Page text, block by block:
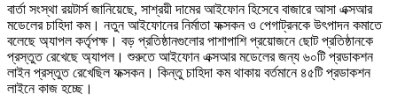
বার্তা সংস্থা রয়টার্স জানিয়েছে, সাশ্রয়ী দামের আইফোন হিসেবে বাজারে আসা এক্সআর
মডেলের চাহিদা কম। নতুন আইফোনের নির্মাতা ফক্সকন ও পেগাট্রনকে উৎপাদন কমাতে
বলেছে অ্যাপল কর্তৃপক্ষ। বড় প্রতিষ্ঠানগুলোর পাশাপাশি প্রয়োজনে ছোট প্রতিষ্ঠানকে
প্রস্তুত রেখেছে অ্যাপল। শুরুতে আইফোন এক্সআর মডেলের জন্য ৬০টি প্রডাকশন
লাইন প্রস্তুত রেখেছিল ফক্সকন। কিন্তু চাহিদা কম থাকায় বর্তমানে ৪৫টি প্রডাকশন
লাইনে কাজ হচ্ছে।